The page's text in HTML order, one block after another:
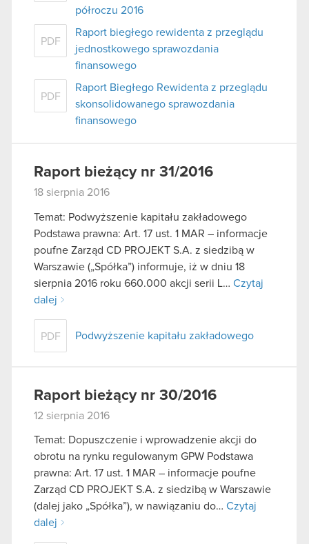
półroczu 2016
PDF
Raport biegłego rewidenta z przeglądu
jednostkowego sprawozdania
finansowego
PDF
Raport Biegłego Rewidenta z przeglądu
skonsolidowanego sprawozdania
finansowego
Raport bieżący nr 31/2016
18 sierpnia 2016
Temat: Podwyższenie kapitału zakładowego
Podstawa prawna: Art. 17 ust. 1 MAR – informacje
poufne Zarząd CD PROJEKT S.A. z siedzibą w
Warszawie („Spółka”) informuje, iż w dniu 18
sierpnia 2016 roku 660.000 akcji serii L… Czytaj
dalej
PDF Podwyższenie kapitału zakładowego
Raport bieżący nr 30/2016
12 sierpnia 2016
Temat: Dopuszczenie i wprowadzenie akcji do
obrotu na rynku regulowanym GPW Podstawa
prawna: Art. 17 ust. 1 MAR – informacje poufne
Zarząd CD PROJEKT S.A. z siedzibą w Warszawie
(dalej jako „Spółka”), w nawiązaniu do… Czytaj
dalej